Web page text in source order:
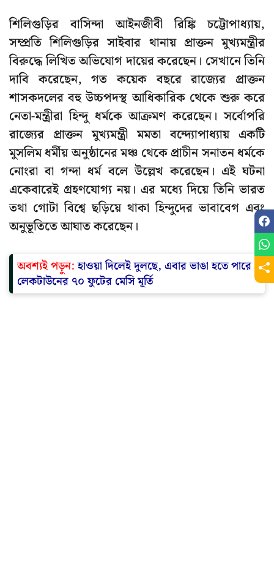
শিলিগুড়ির বাসিন্দা আইনজীবী রিঙ্কি চট্টোপাধ্যায়,
সম্প্রতি শিলিগুড়ির সাইবার থানায় প্রাক্তন মুখ্যমন্ত্রীর
বিরুদ্ধে লিখিত অভিযোগ দায়ের করেছেন। সেখানে তিনি
দাবি করেছেন, গত কয়েক বছরে রাজ্যের প্রাক্তন
শাসকদলের বহু উচ্চপদস্থ আধিকারিক থেকে শুরু করে
নেতা-মন্ত্রীরা হিন্দু ধর্মকে আক্রমণ করেছেন। সর্বোপরি
রাজ্যের প্রাক্তন মুখ্যমন্ত্রী মমতা বন্দ্যোপাধ্যায় একটি
মুসলিম ধর্মীয় অনুষ্ঠানের মঞ্চ থেকে প্রাচীন সনাতন ধর্মকে
নোংরা বা গন্দা ধর্ম বলে উল্লেখ করেছেন। এই ঘটনা
একেবারেই গ্রহণযোগ্য নয়। এর মধ্যে দিয়ে তিনি ভারত
তথা গোটা বিশ্বে ছড়িয়ে থাকা হিন্দুদের ভাবাবেগ এবং
অনুভূতিতে আঘাত করেছেন।
অবশ্যই পড়ুন:হাওয়া দিলেই দুলছে, এবার ভাঙা হতে পারে
লেকটাউনের ৭০ ফুটের মেসি মূর্তি